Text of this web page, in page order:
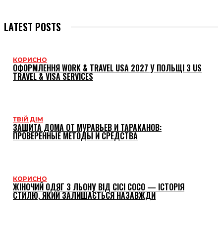
LATEST POSTS
КОРИСНО
ОФОРМЛЕННЯ WORK & TRAVEL USA 2027 У ПОЛЬЩІ З US
TRAVEL & VISA SERVICES
ТВІЙ ДІМ
ЗАЩИТА ДОМА ОТ МУРАВЬЕВ И ТАРАКАНОВ:
ПРОВЕРЕННЫЕ МЕТОДЫ И СРЕДСТВА
КОРИСНО
ЖІНОЧИЙ ОДЯГ З ЛЬОНУ ВІД CICI COCO — ІСТОРІЯ
СТИЛЮ, ЯКИЙ ЗАЛИШАЄТЬСЯ НАЗАВЖДИ